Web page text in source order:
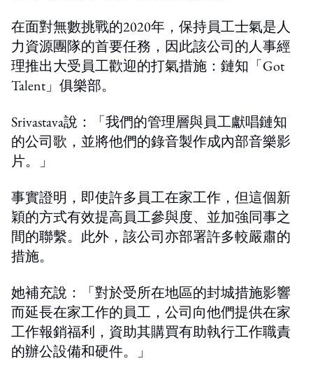
在面對無數挑戰的2020年，保持員工士氣是人
力資源團隊的首要任務，因此該公司的人事經
理推出大受員工歡迎的打氣措施：鏈知「Got
Talent」俱樂部。
Srivastava說：「我們的管理層與員工獻唱鏈知
的公司歌，並將他們的錄音製作成內部音樂影
片。」
事實證明，即使許多員工在家工作，但這個新
穎的方式有效提高員工參與度、並加強同事之
間的聯繫。此外，該公司亦部署許多較嚴肅的
措施。
她補充說：「對於受所在地區的封城措施影響
而延長在家工作的員工，公司向他們提供在家
工作報銷福利，資助其購買有助執行工作職責
的辦公設備和硬件。」